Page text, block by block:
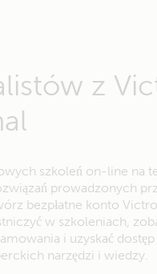
z
szkoleń on-line na
prowadzonych
bezpłatne konto
w szkoleniach,
i uzyskać dostęp
narzędzi i wiedzy.